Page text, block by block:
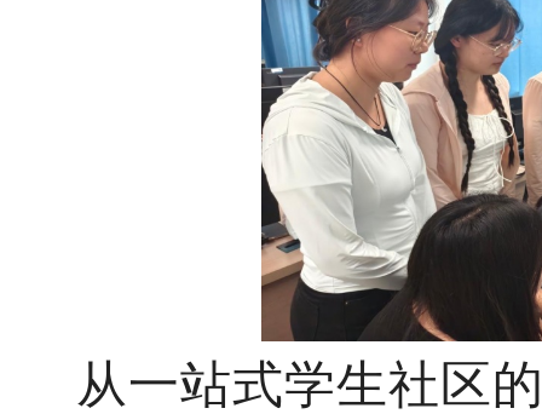
从一站式学生社区